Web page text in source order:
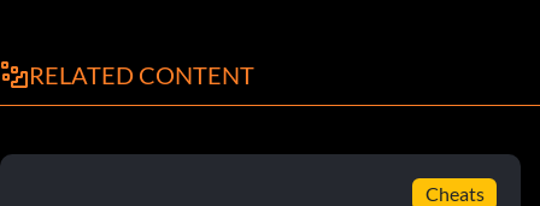
RELATED CONTENT
Cheats